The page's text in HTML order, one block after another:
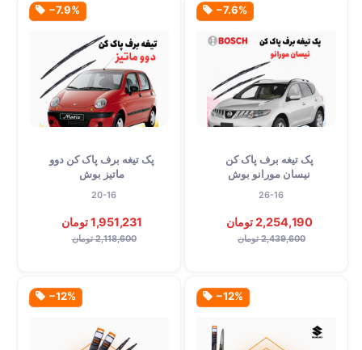
‎−7.6%
پک تیغه برف پاک کن
نیسان مورانو بوش
26-16
2,254,190 تومان
2,439,600 تومان
‎−7.9%
پک تیغه برف پاک کن دوو
ماتیز بوش
20-16
1,951,231 تومان
2,118,600 تومان
‎−12%
‎−12%